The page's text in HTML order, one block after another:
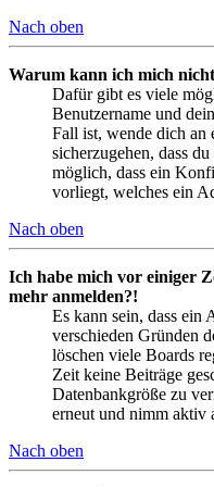
Nach oben
Warum kann ich mich
Dafür gibt es viele
Benutzername und
Fall ist, wende dich an
sicherzugehen, dass
möglich, dass ein
vorliegt, welches ein
Nach oben
Ich habe mich vor einiger
mehr anmelden?!
Es kann sein, dass ein
verschieden Gründen
löschen viele Boards
Zeit keine Beiträge
Datenbankgröße zu
erneut und nimm aktiv
Nach oben